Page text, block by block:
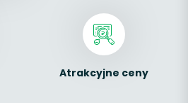
Atrakcyjne ceny